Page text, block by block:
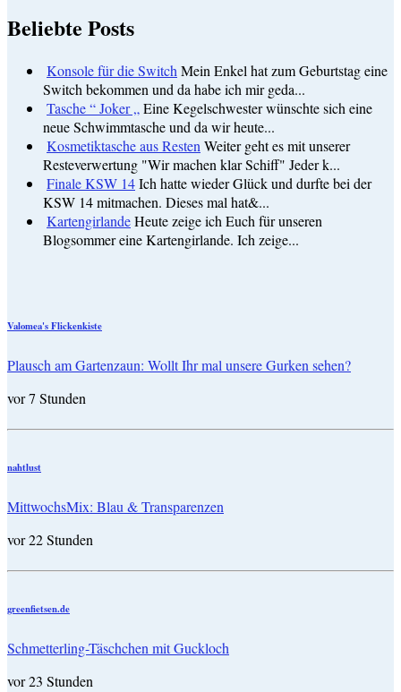
Beliebte Posts
Konsole für die Switch Mein Enkel hat zum Geburtstag eine
Switch bekommen und da habe ich mir geda...
Tasche “ Joker „ Eine Kegelschwester wünschte sich eine
neue Schwimmtasche und da wir heute...
Kosmetiktasche aus Resten Weiter geht es mit unserer
Resteverwertung "Wir machen klar Schiff" Jeder k...
Finale KSW 14Ich hatte wieder Glück und durfte bei der
KSW 14 mitmachen. Dieses mal hat&...
KartengirlandeHeute zeige ich Euch für unseren
Blogsommer eine Kartengirlande. Ich zeige...
Valomea's Flickenkiste
Plausch am Gartenzaun: Wollt Ihr mal unsere Gurken sehen?
vor 7 Stunden
nahtlust
MittwochsMix: Blau & Transparenzen
vor 22 Stunden
greenfietsen.de
Schmetterling-Täschchen mit Guckloch
vor 23 Stunden